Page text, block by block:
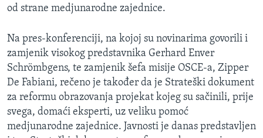
od strane medjunarodne zajednice.
Na pres-konferenciji, na kojoj su novinarima govorili i
zamjenik visokog predstavnika Gerhard Enver
Schrömbgens, te zamjenik šefa misije OSCE-a, Zipper
De Fabiani, rečeno je također da je Strateški dokument
za reformu obrazovanja projekat kojeg su sačinili, prije
svega, domaći eksperti, uz veliku pomoć
medjunarodne zajednice. Javnosti je danas predstavljen